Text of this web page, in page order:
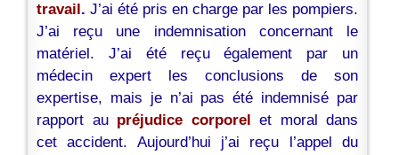
travail. J’ai été pris en charge par les pompiers.
J’ai reçu une indemnisation concernant le
matériel. J’ai été reçu également par un
médecin expert les conclusions de son
expertise, mais je n’ai pas été indemnisé par
rapport au préjudice corporel et moral dans
cet accident. Aujourd’hui j’ai reçu l’appel du